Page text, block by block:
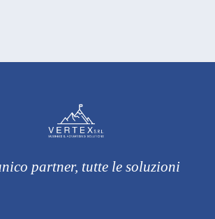
partner, tutte le soluzioni